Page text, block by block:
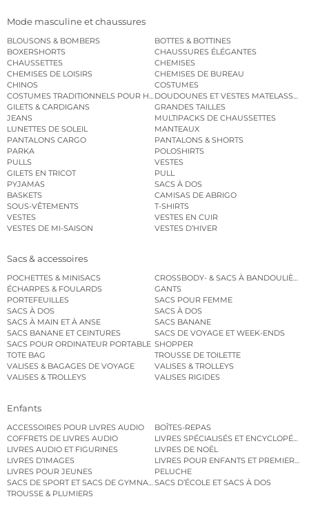
Mode masculine et chaussures
BLOUSONS & BOMBERS
BOTTES & BOTTINES
BOXERSHORTS
CHAUSSURES ÉLÉGANTES
CHAUSSETTES
CHEMISES
CHEMISES DE LOISIRS
CHEMISES DE BUREAU
CHINOS
COSTUMES
COSTUMES TRADITIONNELS POUR HOMMEDOUDOUNES ET VESTES MATELASSÉES
GILETS & CARDIGANS
GRANDES TAILLES
JEANS
MULTIPACKS DE CHAUSSETTES
LUNETTES DE SOLEIL
MANTEAUX
PANTALONS CARGO
PANTALONS & SHORTS
PARKA
POLOSHIRTS
PULLS
VESTES
GILETS EN TRICOT
PULL
PYJAMAS
SACS À DOS
BASKETS
CAMISAS DE ABRIGO
SOUS-VÊTEMENTS
T-SHIRTS
VESTES
VESTES EN CUIR
VESTES DE MI-SAISON
VESTES D’HIVER
Sacs & accessoires
POCHETTES & MINISACS
CROSSBODY- & SACS À BANDOULIÈRE
ÉCHARPES & FOULARDS
GANTS
PORTEFEUILLES
SACS POUR FEMME
SACS À DOS
SACS À DOS
SACS À MAIN ET À ANSE
SACS BANANE
SACS BANANE ET CEINTURES
SACS DE VOYAGE ET WEEK-ENDS
SACS POUR ORDINATEUR PORTABLE SHOPPER
TOTE BAG
TROUSSE DE TOILETTE
VALISES & BAGAGES DE VOYAGE
VALISES & TROLLEYS
VALISES & TROLLEYS
VALISES RIGIDES
Enfants
ACCESSOIRES POUR LIVRES AUDIO
BOÎTES-REPAS
COFFRETS DE LIVRES AUDIO
LIVRES SPÉCIALISÉS ET
LIVRES AUDIO ET FIGURINES
LIVRES DE NOËL
LIVRES D’IMAGES
LIVRES POUR ENFANTS ET PREMIERS
LIVRES POUR JEUNES
PELUCHE
SACS DE SPORT ET SACS DE GYMNASTIQUESACS D’ÉCOLE ET SACS À DOS
TROUSSE & PLUMIERS